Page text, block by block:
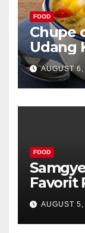
FOOD
Chupe
Udang
Lezat
AUGUST
FOOD
Favorit
AUGUST